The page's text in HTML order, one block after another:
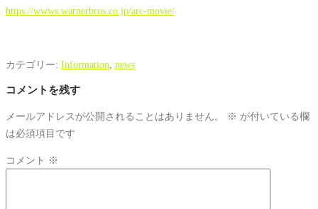
https://wwws.warnerbros.co.jp/arc-movie/
カテゴリー: Information, news
コメントを残す
メールアドレスが公開されることはありません。 ※ が付いている欄
は必須項目です
コメント ※